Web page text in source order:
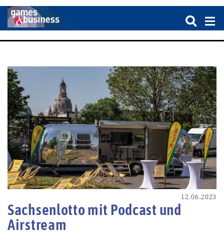
12.06.2023
Sachsenlotto mit Podcast und
Airstream